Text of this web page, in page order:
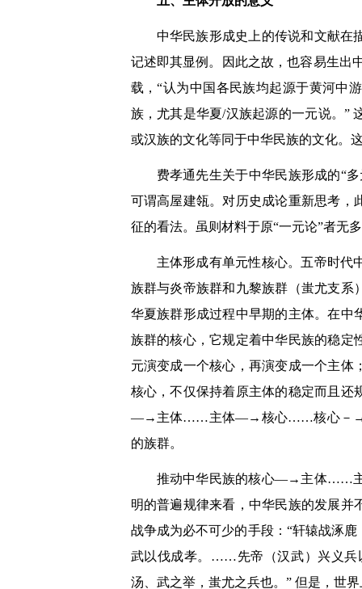
中华民族形成史上的传说和文献在
记述即其显例。因此之故，也容易生出
载，“认为中国各民族均起源于黄河中
族，尤其是华夏/汉族起源的一元说。”
或汉族的文化等同于中华民族的文化。
费孝通先生关于中华民族形成的“
可谓高屋建瓴。对历史成论重新思考，
征的看法。虽则材料于原“一元论”者无
主体形成有单元性核心。五帝时代
族群与炎帝族群和九黎族群（蚩尤支系
华夏族群形成过程中早期的主体。在
族群的核心，它规定着中华民族的稳定
元演变成一个核心，再演变成一个主
核心，不仅保持着原主体的稳定而且还
―→ 主体……主体―→ 核心……核心－
的族群。
推动中华民族的核心―→主体……主
明的普遍规律来看，中华民族的发展
战争成为必不可少的手段：“轩辕战涿
武以伐成孝。……先帝（汉武）兴义兵
汤、武之举，蚩尤之兵也。” 但是，世